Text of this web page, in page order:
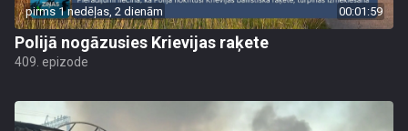
pirms 1 nedēļas, 2 dienām 00:01:59
Polijā nogāzusies Krievijas raķete
409. epizode